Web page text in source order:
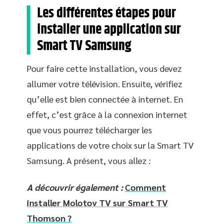
Les différentes étapes pour
installer une application sur
Smart TV Samsung
Pour faire cette installation, vous devez
allumer votre télévision. Ensuite, vérifiez
qu’elle est bien connectée à internet. En
effet, c’est grâce à la connexion internet
que vous pourrez télécharger les
applications de votre choix sur la Smart TV
Samsung. A présent, vous allez :
A découvrir également : Comment
installer Molotov TV sur Smart TV
Thomson ?